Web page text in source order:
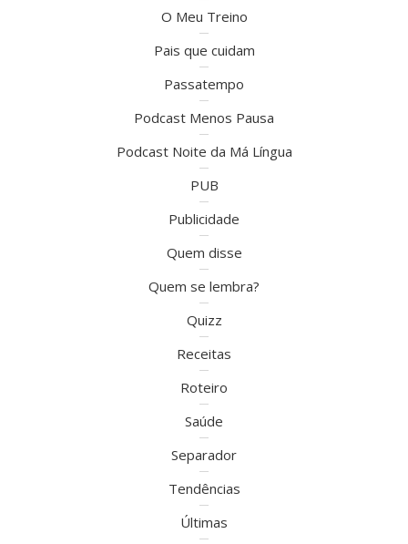
O Meu Treino
Pais que cuidam
Passatempo
Podcast Menos Pausa
Podcast Noite da Má Língua
PUB
Publicidade
Quem disse
Quem se lembra?
Quizz
Receitas
Roteiro
Saúde
Separador
Tendências
Últimas